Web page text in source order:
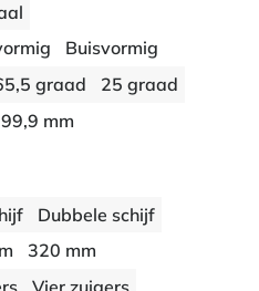
Buisvormig
graad
25 graad
99,9 mm
Dubbele schijf
320 mm